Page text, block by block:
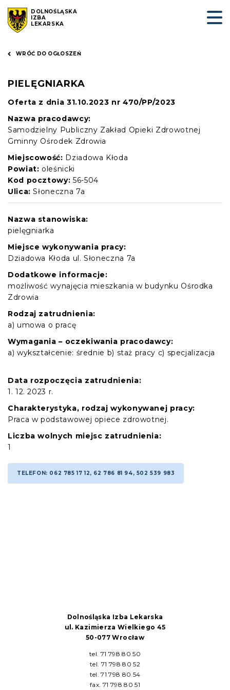
DOLNOŚLĄSKA
IZBA
LEKARSKA
WRÓĆ DO OGŁOSZEŃ
PIELĘGNIARKA
Oferta z dnia 31.10.2023 nr 470/PP/2023
Nazwa pracodawcy:
Samodzielny Publiczny Zakład Opieki Zdrowotnej
Gminny Ośrodek Zdrowia
Miejscowość: Dziadowa Kłoda
Powiat: oleśnicki
Kod pocztowy: 56-504
Ulica: Słoneczna 7a
Nazwa stanowiska:
pielęgniarka
Miejsce wykonywania pracy:
Dziadowa Kłoda ul. Słoneczna 7a
Dodatkowe informacje:
możliwość wynajęcia mieszkania w budynku Ośrodka
Zdrowia
Rodzaj zatrudnienia:
a) umowa o pracę
Wymagania – oczekiwania pracodawcy:
a) wykształcenie: średnie b) staż pracy c) specjalizacja
Data rozpoczęcia zatrudnienia:
1. 12. 2023 r.
Charakterystyka, rodzaj wykonywanej pracy:
Praca w podstawowej opiece zdrowotnej.
Liczba wolnych miejsc zatrudnienia:
1
TELEFON: 062 785 17 12, 62 786 81 94, 502 539 983
Dolnośląska Izba Lekarska
ul. Kazimierza Wielkiego 45
50-077 Wrocław
tel. 71 798 80 50
tel. 71 798 80 52
tel. 71 798 80 54
fax. 71 798 80 51